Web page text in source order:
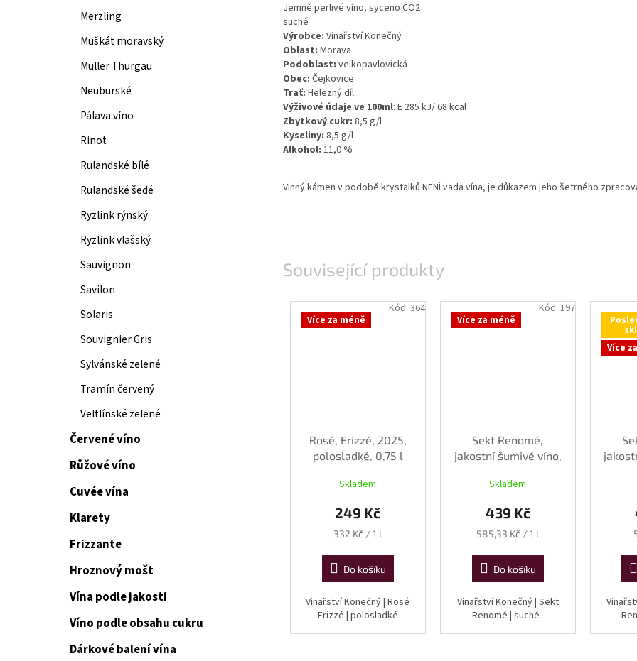
Merzling
Muškát moravský
Müller Thurgau
Neuburské
Pálava víno
Rinot
Rulandské bílé
Rulandské šedé
Ryzlink rýnský
Ryzlink vlašský
Sauvignon
Savilon
Solaris
Souvignier Gris
Sylvánské zelené
Tramín červený
Veltlínské zelené
Červené víno
Růžové víno
Cuvée vína
Klarety
Frizzante
Hroznový mošt
Vína podle jakosti
Víno podle obsahu cukru
Dárkové balení vína
Související produkty
Více za méně
Rosé, Frizzé, 2025,
polosladké, 0,75 l
Skladem
249 Kč
Měrná
332 Kč / 1 l
Do košíku
Vinařství Konečný | Rosé
Frizzé | polosladké
Kód: 364
Více za méně
Sekt Renomé,
jakostní šumivé víno,
Skladem
439 Kč
Měrná
585,33 Kč / 1 l
Do košíku
Vinařství Konečný | Sekt
Renomé | suché
Kód: 197
Více
Jemně perlivé víno, syceno CO2
suché
Výrobce: Vinařství Konečný
Oblast: Morava
Podoblast: velkopavlovická
Obec: Čejkovice
Trať: Helezný díl
Výživové údaje ve 100ml: E 285 kJ/ 68 kcal
Zbytkový cukr: 8,5 g/l
Kyseliny: 8,5 g/l
Alkohol: 11,0 %
Vinný kámen v podobě krystalků NENÍ vada vína, je důkazem jeho šetrného